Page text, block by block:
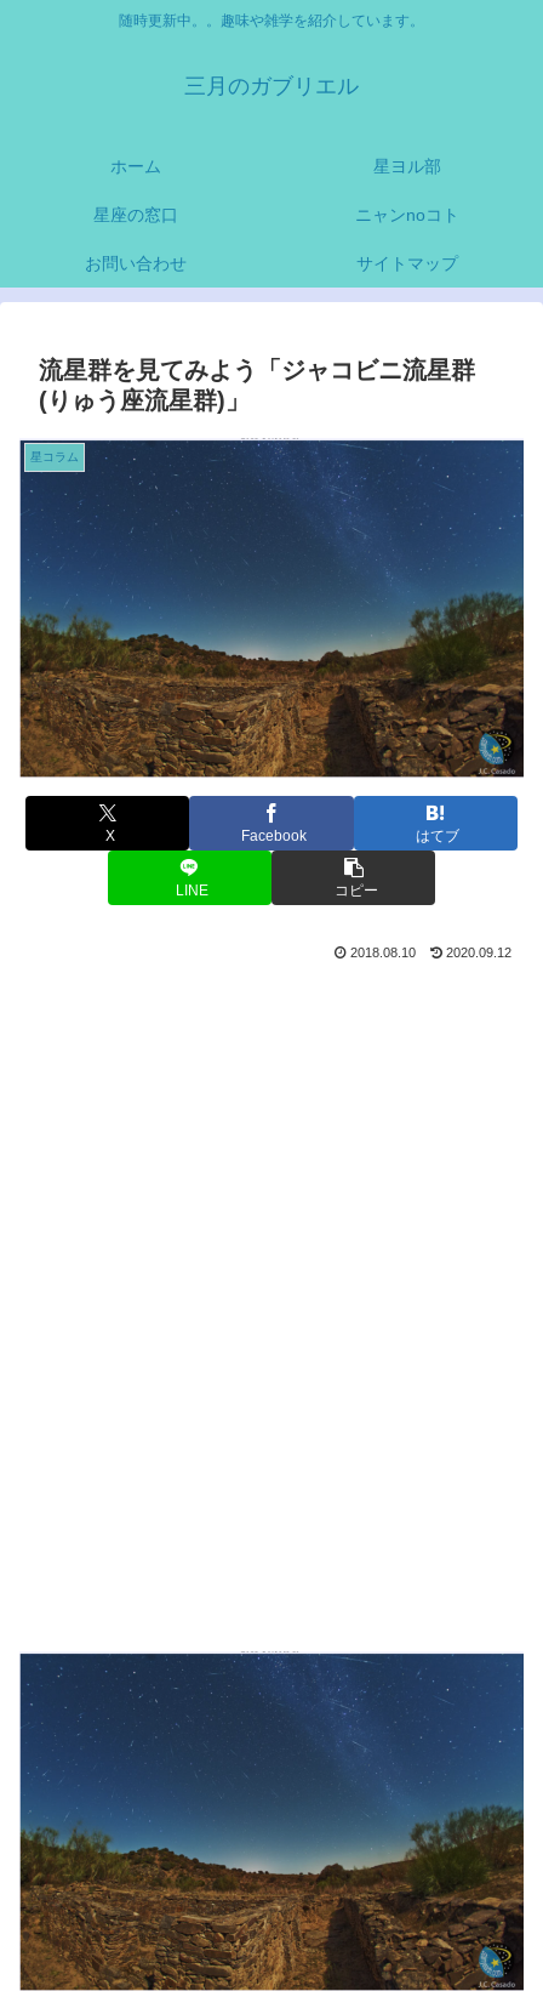
随時更新中。。趣味や雑学を紹介しています。
三月のガブリエル
ホーム 星ヨル部
星座の窓口 ニャンnoコト
お問い合わせ サイトマップ
流星群を見てみよう「ジャコビニ流星群
(りゅう座流星群)」
星コラム
X Facebook はてブ
LINE コピー
2018.08.10 2020.09.12